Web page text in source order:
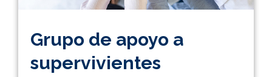
Grupo de apoyo a
supervivientes